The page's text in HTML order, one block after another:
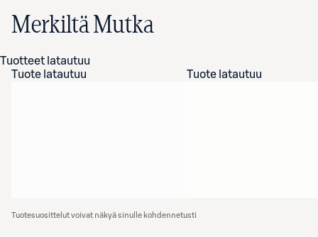
Merkiltä Mutka
Tuotteet latautuu
Tuote latautuu
Tuote latautuu
Tuotesuosittelut voivat näkyä sinulle kohdennetusti